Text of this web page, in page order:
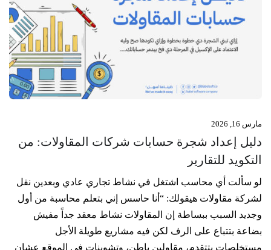
مارس 16, 2026
دليل إعداد شجرة حسابات شركات المقاولات: من
التكويد للتقارير
لو سألت أي محاسب اشتغل في نشاط تجاري عادي وبعدين نقل
لشركة مقاولات هيقولك: “أنا حاسس إني بتعلم محاسبة من أول
وجديد السبب ببساطة إن المقاولات نشاط معقد جداً مفيش
بضاعة بتتباع على الرف لكن فيه مشاريع طويلة الأجل
مستخلصات بتتقدم، مقاولين باطن، وتشوينات في الموقع عشان